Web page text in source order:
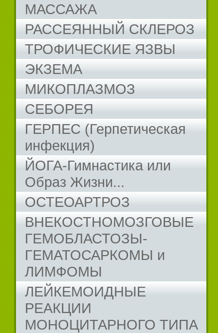
МАССАЖА
РАССЕЯННЫЙ СКЛЕРОЗ
ТРОФИЧЕСКИЕ ЯЗВЫ
ЭКЗЕМА
МИКОПЛАЗМОЗ
СЕБОРЕЯ
ГЕРПЕС (Герпетическая
инфекция)
ЙОГА-Гимнастика или
Образ Жизни...
ОСТЕОАРТРОЗ
ВНЕКОСТНОМОЗГОВЫЕ
ГЕМОБЛАСТОЗЫ-
ГЕМАТОСАРКОМЫ и
ЛИМФОМЫ
ЛЕЙКЕМОИДНЫЕ
РЕАКЦИИ
МОНОЦИТАРНОГО ТИПА